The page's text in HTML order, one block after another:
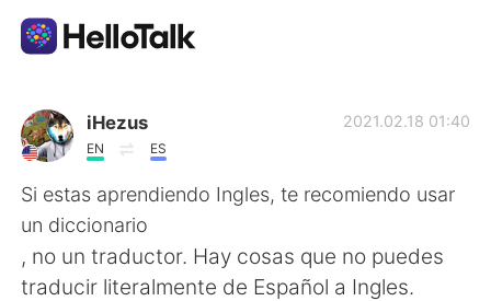
語言交換應用
AI Grammar Checker
繁體中文
iHezus
EN ES
2021.02.18 01:40
Si estas aprendiendo Ingles, te recomiendo usar
un diccionario
, no un traductor. Hay cosas que no puedes
traducir literalmente de Español a Ingles.